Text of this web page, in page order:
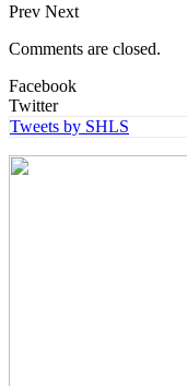
Prev Next
Comments are closed.
Facebook
Twitter
Tweets by SHLS